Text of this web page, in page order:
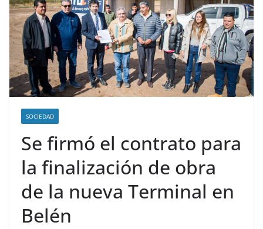
SOCIEDAD
Se firmó el contrato para
la finalización de obra
de la nueva Terminal en
Belén